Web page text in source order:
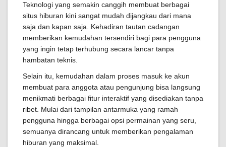
Teknologi yang semakin canggih membuat berbagai
situs hiburan kini sangat mudah dijangkau dari mana
saja dan kapan saja. Kehadiran tautan cadangan
memberikan kemudahan tersendiri bagi para pengguna
yang ingin tetap terhubung secara lancar tanpa
hambatan teknis.
Selain itu, kemudahan dalam proses masuk ke akun
membuat para anggota atau pengunjung bisa langsung
menikmati berbagai fitur interaktif yang disediakan tanpa
ribet. Mulai dari tampilan antarmuka yang ramah
pengguna hingga berbagai opsi permainan yang seru,
semuanya dirancang untuk memberikan pengalaman
hiburan yang maksimal.